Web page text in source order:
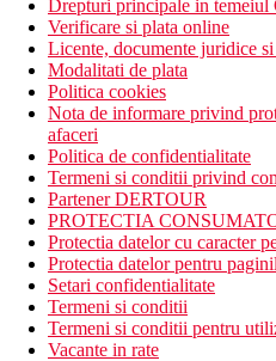
categoria hotelului.
trebuie platita de catre
Taxa turistica
Incepand cu 2025, in Grecia
climatica in functie de
tariful ofertei si va fi achitata
Noile taxe de statiune in
€. Tarifele afisate sunt pe
Distanţe
100 m
Centrul orasului
36 km
Drepturi principale in
Verificare si plata online
Licente, documente juridice
Modalitati de plata
Politica cookies
Nota de informare privind
afaceri
Politica de confidentialitate
Termeni si conditii privind
Partener DERTOUR
PROTECTIA
Protectia datelor cu caracter
Protectia datelor pentru
Setari confidentialitate
Termeni si conditii
Termeni si conditii pentru
Vacante in rate